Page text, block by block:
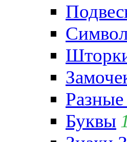
Буквы